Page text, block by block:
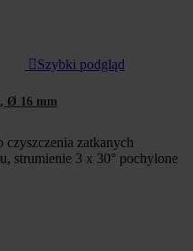
 Szybki podgląd
Ø 16 mm
zatkanych
strumienie 3 x 30° pochylone